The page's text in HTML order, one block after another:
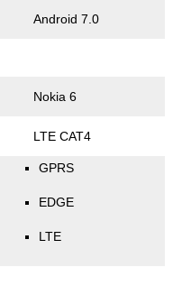
Android 7.0
Nokia 6
LTE CAT4
GPRS
EDGE
LTE